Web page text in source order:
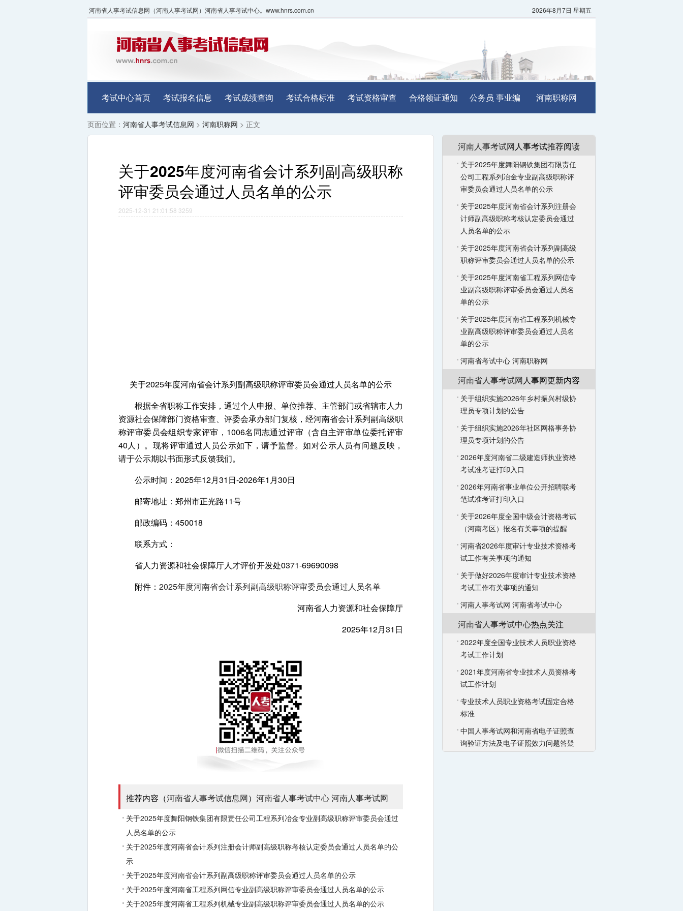
2026年8月7日 星期五
河南省人事考试信息网（河南人事考试网）河南省人事考试中心。www.hnrs.com.cn
考试中心首页 考试报名信息 考试成绩查询 考试合格标准 考试资格审查 合格领证通知 公务员 事业编 河南职称网
页面位置： 河南省人事考试信息网 > 河南职称网 > 正文
关于2025年度河南省会计系列副高级职称
评审委员会通过人员名单的公示
2025-12-31 21:01:58 3259
关于2025年度河南省会计系列副高级职称评审委员会通过人员名单的公示
根据全省职称工作安排，通过个人申报、单位推荐、主管部门或省辖市人力
资源社会保障部门资格审查、评委会承办部门复核，经河南省会计系列副高级职
称评审委员会组织专家评审，1006名同志通过评审（含自主评审单位委托评审
40人）。现将评审通过人员公示如下，请予监督。如对公示人员有问题反映，
请于公示期以书面形式反馈我们。
公示时间：2025年12月31日-2026年1月30日
邮寄地址：郑州市正光路11号
邮政编码：450018
联系方式：
省人力资源和社会保障厅人才评价开发处0371-69690098
附件： 2025年度河南省会计系列副高级职称评审委员会通过人员名单
河南省人力资源和社会保障厅
2025年12月31日
推荐内容（河南省人事考试信息网） 河南省人事考试中心河南人事考试网
关于2025年度舞阳钢铁集团有限责任公司工程系列冶金专业副高级职称评审委员会通过
人员名单的公示
关于2025年度河南省会计系列注册会计师副高级职称考核认定委员会通过人员名单的公
示
关于2025年度河南省会计系列副高级职称评审委员会通过人员名单的公示
关于2025年度河南省工程系列网信专业副高级职称评审委员会通过人员名单的公示
关于2025年度河南省工程系列机械专业副高级职称评审委员会通过人员名单的公示
河南人事考试网人事考试推荐阅读
关于2025年度舞阳钢铁集团有限责任
公司工程系列冶金专业副高级职称评
审委员会通过人员名单的公示
关于2025年度河南省会计系列注册会
计师副高级职称考核认定委员会通过
人员名单的公示
关于2025年度河南省会计系列副高级
职称评审委员会通过人员名单的公示
关于2025年度河南省工程系列网信专
业副高级职称评审委员会通过人员名
单的公示
关于2025年度河南省工程系列机械专
业副高级职称评审委员会通过人员名
单的公示
河南省考试中心 河南职称网
河南省人事考试网人事网更新内容
关于组织实施2026年乡村振兴村级协
理员专项计划的公告
关于组织实施2026年社区网格事务协
理员专项计划的公告
2026年度河南省二级建造师执业资格
考试准考证打印入口
2026年河南省事业单位公开招聘联考
笔试准考证打印入口
关于2026年度全国中级会计资格考试
（河南考区）报名有关事项的提醒
河南省2026年度审计专业技术资格考
试工作有关事项的通知
关于做好2026年度审计专业技术资格
考试工作有关事项的通知
河南人事考试网 河南省考试中心
河南省人事考试中心热点关注
2022年度全国专业技术人员职业资格
考试工作计划
2021年度河南省专业技术人员资格考
试工作计划
专业技术人员职业资格考试固定合格
标准
中国人事考试网和河南省电子证照查
询验证方法及电子证照效力问题答疑